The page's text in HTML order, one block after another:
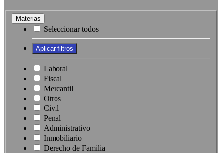
Materias
Seleccionar todos
Laboral
Fiscal
Mercantil
Otros
Civil
Penal
Administrativo
Inmobiliario
Derecho de Familia